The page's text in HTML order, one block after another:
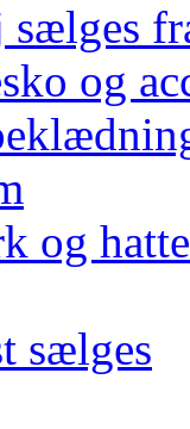
og
og
sælges